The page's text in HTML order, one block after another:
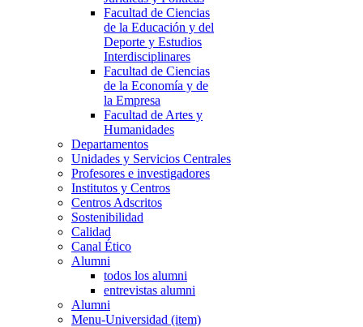
Facultad de Ciencias
de la Educación y del
Deporte y Estudios
Interdisciplinares
Facultad de Ciencias
de la Economía y de
la Empresa
Facultad de Artes y
Humanidades
Departamentos
Unidades y Servicios Centrales
Profesores e investigadores
Institutos y Centros
Centros Adscritos
Sostenibilidad
Calidad
Canal Ético
Alumni
todos los alumni
entrevistas alumni
Alumni
Menu-Universidad (item)